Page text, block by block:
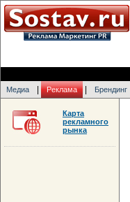
Медиа Реклама Брендинг
Карта
рекламного
рынка